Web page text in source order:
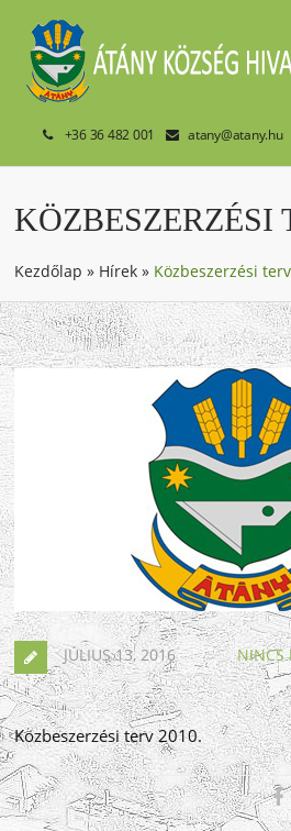
+36 36 482 001 atany@atany.hu
KÖZBESZERZÉSI
Kezdőlap » Hírek » Közbeszerzési
JÚLIUS 13, 2016 NINCS
Közbeszerzési terv 2010.